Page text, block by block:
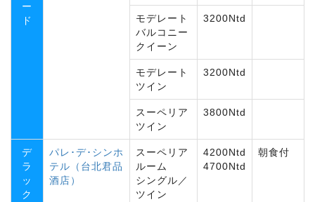
ー
ド
モデレート
バルコニー
クイーン
3200Ntd
モデレート
ツイン
3200Ntd
スーペリア
ツイン
3800Ntd
デ
ラ
ッ
ク
パレ･デ･シンホ
テル（台北君品
酒店）
スーペリア
ルーム
シングル／
ツイン
4200Ntd
4700Ntd
朝食付